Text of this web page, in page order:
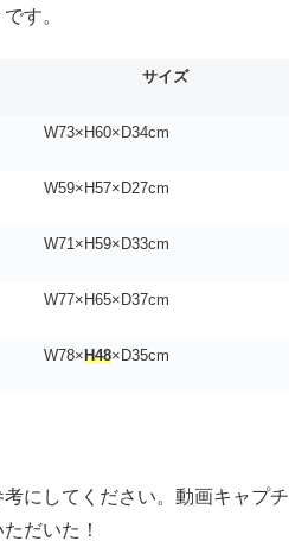
す。
サイズ
W73×H60×D34cm
W59×H57×D27cm
W71×H59×D33cm
W77×H65×D37cm
W78×H48×D35cm
にしてください。動画キャプチ
だいた！